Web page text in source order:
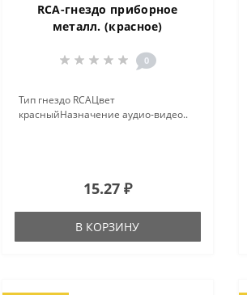
RCA-гнездо приборное
металл. (красное)
0
Тип гнездо RCAЦвет
красныйНазначение аудио-видео..
15.27 ₽
В КОРЗИНУ